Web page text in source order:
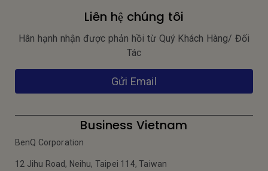
Liên hệ chúng tôi
Hân hạnh nhận được phản hồi từ Quý Khách Hàng/ Đối
Tác
Gửi Email
Business Vietnam
BenQ Corporation
12 Jihu Road, Neihu, Taipei 114, Taiwan